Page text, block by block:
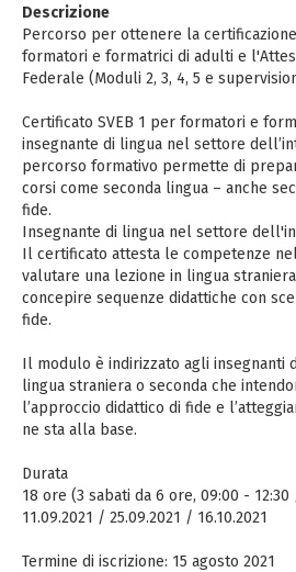
Descrizione
Percorso per ottenere la
formatori e formatrici di adulti e
Federale (Moduli 2, 3, 4, 5 e
Certificato SVEB 1 per formatori e
insegnante di lingua nel settore
percorso formativo permette di
corsi come seconda lingua – anche
fide.
Insegnante di lingua nel settore
Il certificato attesta le competenze
valutare una lezione in lingua
concepire sequenze didattiche con
fide.
Il modulo è indirizzato agli insegnanti
lingua straniera o seconda che
l’approccio didattico di fide e
ne sta alla base.
Durata
18 ore (3 sabati da 6 ore, 09:00 - 12:30
11.09.2021 / 25.09.2021 / 16.10.2021
Termine di iscrizione: 15 agosto 2021